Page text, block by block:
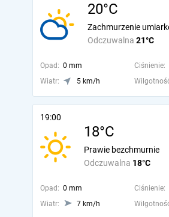
20°C
Odczuwalna 21°C
Zachmurzenie
Opad: 0 mm Ciśnienie:
Wiatr:
5 km/h
19:00
18°C
Odczuwalna 18°C
Prawie bezchmurnie
Opad: 0 mm Ciśnienie:
Wiatr:
7 km/h